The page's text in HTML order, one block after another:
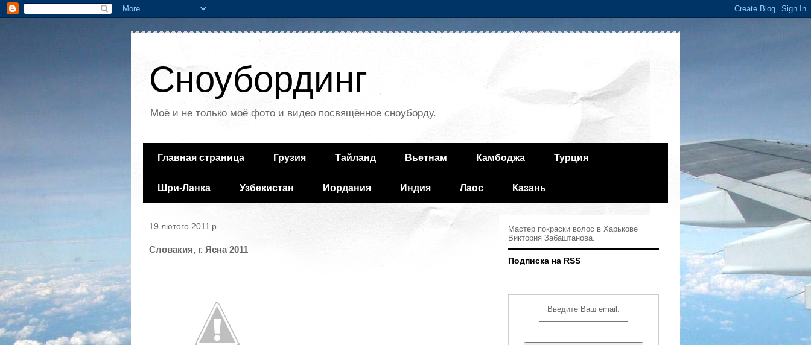
Сноубординг
Моё и не только моё фото и видео посвящённое сноуборду.
Главная страница Грузия Тайланд Вьетнам Камбоджа Турция
Шри-Ланка Узбекистан Иордания Индия Лаос Казань
19 лютого 2011 р.
Словакия, г. Ясна 2011
Мастер покраски волос в Харькове
Виктория Забаштанова.
Подписка на RSS
Введите Ваш email: